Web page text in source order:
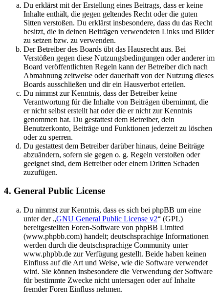
Du erklärst mit der Erstellung eines Beitrags, dass er keine
Inhalte enthält, die gegen geltendes Recht oder die guten
Sitten verstoßen. Du erklärst insbesondere, dass du das Recht
besitzt, die in deinen Beiträgen verwendeten Links und Bilder
zu setzen bzw. zu verwenden.
Der Betreiber des Boards übt das Hausrecht aus. Bei
Verstößen gegen diese Nutzungsbedingungen oder anderer im
Board veröffentlichten Regeln kann der Betreiber dich nach
Abmahnung zeitweise oder dauerhaft von der Nutzung dieses
Boards ausschließen und dir ein Hausverbot erteilen.
Du nimmst zur Kenntnis, dass der Betreiber keine
Verantwortung für die Inhalte von Beiträgen übernimmt, die
er nicht selbst erstellt hat oder die er nicht zur Kenntnis
genommen hat. Du gestattest dem Betreiber, dein
Benutzerkonto, Beiträge und Funktionen jederzeit zu löschen
oder zu sperren.
Du gestattest dem Betreiber darüber hinaus, deine Beiträge
abzuändern, sofern sie gegen o. g. Regeln verstoßen oder
geeignet sind, dem Betreiber oder einem Dritten Schaden
zuzufügen.
4. General Public License
Du nimmst zur Kenntnis, dass es sich bei phpBB um eine
unter der „GNU General Public License v2“ (GPL)
bereitgestellten Foren-Software von phpBB Limited
(www.phpbb.com) handelt; deutschsprachige Informationen
werden durch die deutschsprachige Community unter
www.phpbb.de zur Verfügung gestellt. Beide haben keinen
Einfluss auf die Art und Weise, wie die Software verwendet
wird. Sie können insbesondere die Verwendung der Software
für bestimmte Zwecke nicht untersagen oder auf Inhalte
fremder Foren Einfluss nehmen.